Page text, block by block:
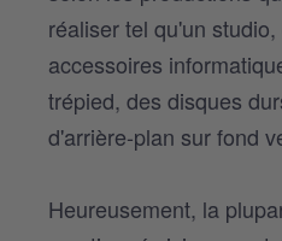
réaliser tel qu'un
accessoires
trépied, des disques
d'arrière-plan sur fond
Heureusement, la